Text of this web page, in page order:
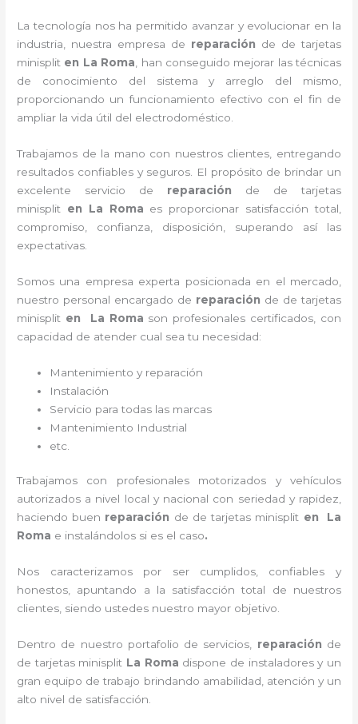
La tecnología nos ha permitido avanzar y evolucionar en la
industria, nuestra empresa de reparación de de tarjetas
minisplit en La Roma, han conseguido mejorar las técnicas
de conocimiento del sistema y arreglo del mismo,
proporcionando un funcionamiento efectivo con el fin de
ampliar la vida útil del electrodoméstico.
Trabajamos de la mano con nuestros clientes, entregando
resultados confiables y seguros. El propósito de brindar un
excelente servicio de reparación de de tarjetas
minisplit en La Roma es proporcionar satisfacción total,
compromiso, confianza, disposición, superando así las
expectativas.
Somos una empresa experta posicionada en el mercado,
nuestro personal encargado de reparación de de tarjetas
minisplit en La Roma son profesionales certificados, con
capacidad de atender cual sea tu necesidad:
Mantenimiento y reparación
Instalación
Servicio para todas las marcas
Mantenimiento Industrial
etc.
Trabajamos con profesionales motorizados y vehículos
autorizados a nivel local y nacional con seriedad y rapidez,
haciendo buen reparación de de tarjetas minisplit en La
Roma e instalándolos si es el caso.
Nos caracterizamos por ser cumplidos, confiables y
honestos, apuntando a la satisfacción total de nuestros
clientes, siendo ustedes nuestro mayor objetivo.
Dentro de nuestro portafolio de servicios, reparación de
de tarjetas minisplit La Roma dispone de instaladores y un
gran equipo de trabajo brindando amabilidad, atención y un
alto nivel de satisfacción.